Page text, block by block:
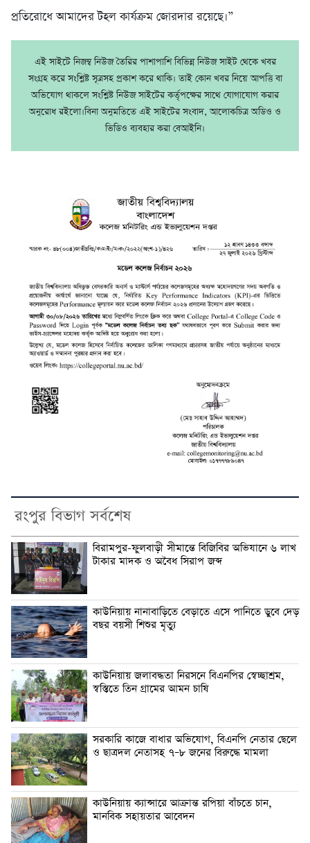
প্রতিরোধে আমাদের টহল কার্যক্রম জোরদার রয়েছে।”
এই সাইটে নিজম্ব নিউজ তৈরির পাশাপাশি বিভিন্ন নিউজ সাইট থেকে খবর
সংগ্রহ করে সংশ্লিষ্ট সূত্রসহ প্রকাশ করে থাকি। তাই কোন খবর নিয়ে আপত্তি বা
অভিযোগ থাকলে সংশ্লিষ্ট নিউজ সাইটের কর্তৃপক্ষের সাথে যোগাযোগ করার
অনুরোধ রইলো।বিনা অনুমতিতে এই সাইটের সংবাদ, আলোকচিত্র অডিও ও
ভিডিও ব্যবহার করা বেআইনি।
রংপুর বিভাগ সর্বশেষ
বিরামপুর-ফুলবাড়ী সীমান্তে বিজিবির অভিযানে ৬ লাখ
টাকার মাদক ও অবৈধ সিরাপ জব্দ
কাউনিয়ায় নানাবাড়িতে বেড়াতে এসে পানিতে ডুবে দেড়
বছর বয়সী শিশুর মৃত্যু
কাউনিয়ায় জলাবদ্ধতা নিরসনে বিএনপির স্বেচ্ছাশ্রম,
স্বস্তিতে তিন গ্রামের আমন চাষি
সরকারি কাজে বাধার অভিযোগ, বিএনপি নেতার ছেলে
ও ছাত্রদল নেতাসহ ৭–৮ জনের বিরুদ্ধে মামলা
কাউনিয়ায় ক্যান্সারে আক্রান্ত রপিয়া বাঁচতে চান,
মানবিক সহায়তার আবেদন